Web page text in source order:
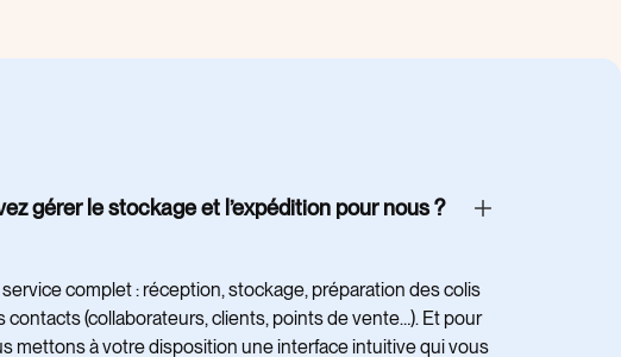
gérer le stockage et l’expédition pour nous ?
complet : réception, stockage, préparation des colis
contacts (collaborateurs, clients, points de vente…). Et pour
mettons à votre disposition une interface intuitive qui vous